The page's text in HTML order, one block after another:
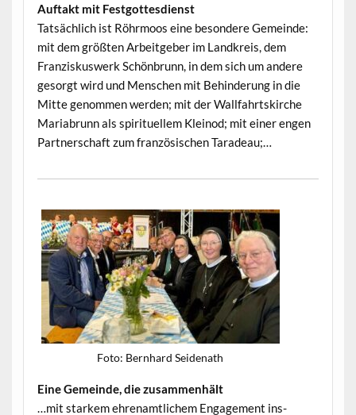
Auf­takt mit Festgottesdienst
Tat­säch­lich ist Röhrmoos eine beson­dere Gemeinde:
mit dem größten Arbeit­ge­ber im Land­kreis, dem
Franziskuswerk Schön­brunn, in dem sich um andere
gesorgt wird und Men­schen mit Behin­derung in die
Mitte genom­men wer­den; mit der Wall­fahrt­skirche
Mariabrunn als spir­ituellem Klein­od; mit ein­er engen
Part­ner­schaft zum franzö­sis­chen Taradeau;…
Foto: Bern­hard Seidenath
Eine Gemeinde, die zusammenhält
…mit starkem ehre­namtlichem Engage­ment ins­